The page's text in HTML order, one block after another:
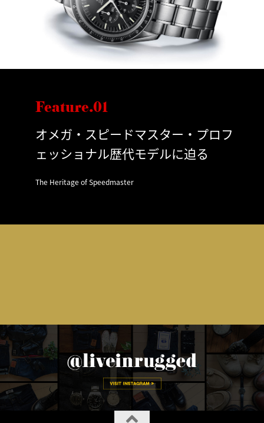
Feature.01
オメガ・スピードマスター・プロフ
ェッショナル歴代モデルに迫る
The Heritage of Speedmaster